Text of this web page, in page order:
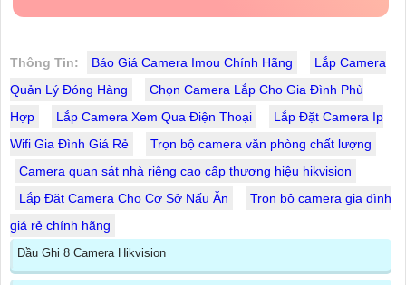
Thông Tin: Báo Giá Camera Imou Chính Hãng
Lắp Camera
Quản Lý Đóng Hàng
Chọn Camera Lắp Cho Gia Đình Phù
Hợp
Lắp Camera Xem Qua Điện Thoại
Lắp Đặt Camera Ip
Wifi Gia Đình Giá Rẻ
Trọn bộ camera văn phòng chất lượng
Camera quan sát nhà riêng cao cấp thương hiệu hikvision
Lắp Đặt Camera Cho Cơ Sở Nấu Ăn
Trọn bộ camera gia đình
giá rẻ chính hãng
Đầu Ghi 8 Camera Hikvision